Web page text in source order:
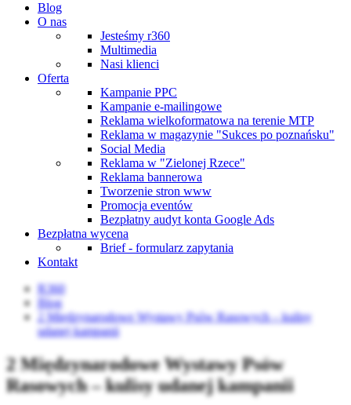
Blog
O nas
Jesteśmy r360
Multimedia
Nasi klienci
Oferta
Kampanie PPC
Kampanie e-mailingowe
Reklama wielkoformatowa na terenie MTP
Reklama w magazynie "Sukces po poznańsku"
Social Media
Reklama w "Zielonej Rzece"
Reklama bannerowa
Tworzenie stron www
Promocja eventów
Bezpłatny audyt konta Google Ads
Bezpłatna wycena
Brief - formularz zapytania
Kontakt
R360
Blog
2 Międzynarodowe Wystawy Psów Rasowych – kulisy
udanej kampanii
2 Międzynarodowe Wystawy Psów
Rasowych – kulisy udanej kampanii